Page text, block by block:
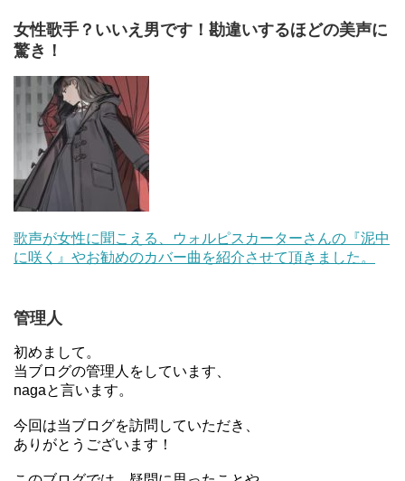
女性歌手？いいえ男です！勘違いするほどの美声に
驚き！
歌声が女性に聞こえる、ウォルピスカーターさんの『泥中
に咲く』やお勧めのカバー曲を紹介させて頂きました。
管理人
初めまして。
当ブログの管理人をしています、
nagaと言います。
今回は当ブログを訪問していただき、
ありがとうございます！